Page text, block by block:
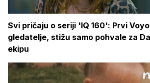
Svi pričaju o seriji 'IQ 160': Prvi
gledatelje, stižu samo pohvale za
ekipu